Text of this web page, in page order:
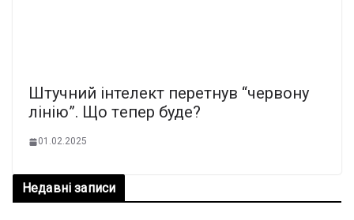
Штyчний інтелект пеpетнув “чеpвону
лiнію”. Що тeпер буде?
01.02.2025
Недавні записи